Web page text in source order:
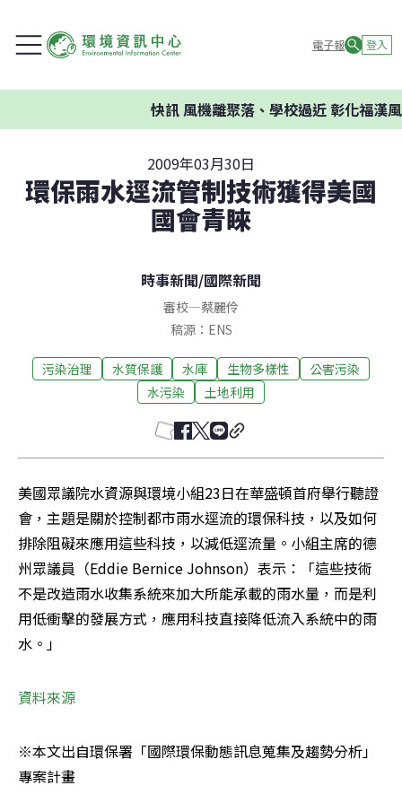
電子報 登入
快訊風機離聚落、學校過近 彰化福漢
2009年03月30日
環保雨水逕流管制技術獲得美國
國會青睞
時事新聞/國際新聞
審校—蔡麗伶
稿源：ENS
污染治理 水質保護 水庫 生物多樣性
公害污染
水污染
土地利用
美國眾議院水資源與環境小組23日在華盛頓首府舉行聽證
會，主題是關於控制都市雨水逕流的環保科技，以及如何
排除阻礙來應用這些科技，以減低逕流量。小組主席的德
州眾議員（Eddie Bernice Johnson）表示：「這些技術
不是改造雨水收集系統來加大所能承載的雨水量，而是利
用低衝擊的發展方式，應用科技直接降低流入系統中的雨
水。」
資料來源
※本文出自環保署「國際環保動態訊息蒐集及趨勢分析」
專案計畫